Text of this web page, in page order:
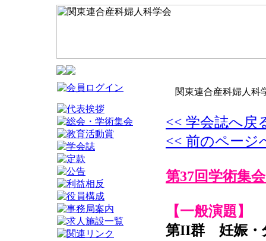
関東連合産科婦人科
<< 学会誌へ戻
<< 前のページ
第37回学術集会
【一般演題】
第II群 妊娠・